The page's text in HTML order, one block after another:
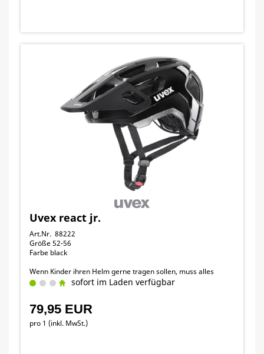
Uvex react jr.
Art.Nr. 88222
Größe 52-56
Farbe black
Wenn Kinder ihren Helm gerne tragen sollen, muss alles
stimmen: Sitz, Funktionalität und Look.
sofort im Laden verfügbar
79,95 EUR
pro 1 (inkl. MwSt.)